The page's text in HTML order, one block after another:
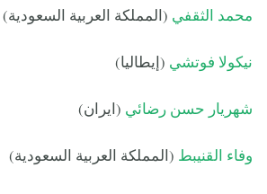
محمد الثقفي (المملكة العربية السعودية)
نيكولا فوتشي (إيطاليا)
شهريار حسن رضائي (ايران)
وفاء القنيبط (المملكة العربية السعودية)